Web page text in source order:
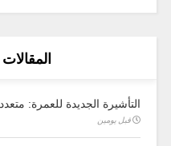
التأشيرة الجديدة للعمرة:
قبل يومين